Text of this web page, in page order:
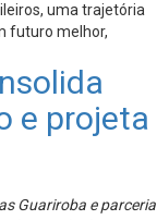
uma trajetória
futuro melhor,
e projeta
Guariroba e parceria